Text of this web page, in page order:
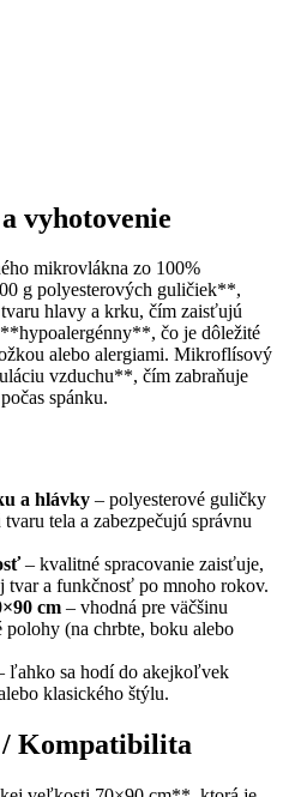
vyhotovenie
mikrovlákna zo 100%
g polyesterových guličiek**,
hlavy a krku, čím zaisťujú
čo je dôležité
alebo alergiami. Mikroflísový
vzduchu**, čím zabraňuje
spánku.
a hlávky – polyesterové guličky
tela a zabezpečujú správnu
– kvalitné spracovanie zaisťuje,
tvar a funkčnosť po mnoho rokov.
cm – vhodná pre väčšinu
polohy (na chrbte, boku alebo
ľahko sa hodí do akejkoľvek
klasického štýlu.
Kompatibilita